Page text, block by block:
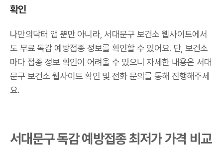
확인
나만의닥터 앱 뿐만 아니라, 서대문구 보건소 웹사이트에서
도 무료 독감 예방접종 정보를 확인할 수 있어요. 단, 보건소
마다 접종 정보 확인이 어려울 수 있으니 자세한 내용은 서대
문구 보건소 웹사이트 확인 및 전화 문의를 통해 진행해주세
요.
서대문구 독감 예방접종 최저가 가격 비교